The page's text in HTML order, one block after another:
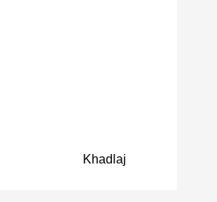
Khadlaj